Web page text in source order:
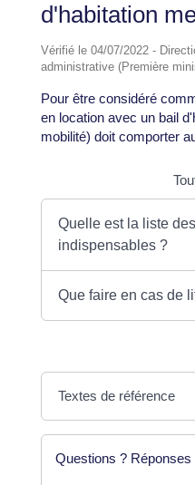
d'habitation
Vérifié le 04/07/2022 -
administrative (Première
Pour être considéré
en location avec un bail
mobilité) doit comporter
Quelle est la liste
indispensables ?
Que faire en cas de
Textes de référence
Questions ? Réponses